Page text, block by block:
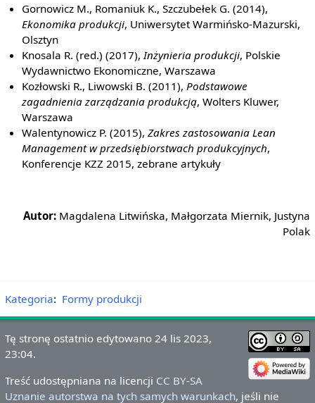
Gornowicz M., Romaniuk K., Szczubełek G. (2014),
Ekonomika produkcji, Uniwersytet Warmińsko-Mazurski,
Olsztyn
Knosala R. (red.) (2017), Inżynieria produkcji, Polskie
Wydawnictwo Ekonomiczne, Warszawa
Kozłowski R., Liwowski B. (2011), Podstawowe
zagadnienia zarządzania produkcją, Wolters Kluwer,
Warszawa
Walentynowicz P. (2015),Zakres zastosowania Lean
Management w przedsiębiorstwach produkcyjnych,
Konferencje KZZ 2015, zebrane artykuły
Autor: Magdalena Litwińska, Małgorzata Miernik, Justyna
Polak
Kategoria: Formy produkcji
Tę stronę ostatnio edytowano 24 lis 2023,
23:04.
Treść udostępniana na licencji CC BY-SA
Uznanie autorstwa na tych samych warunkach, jeśli nie